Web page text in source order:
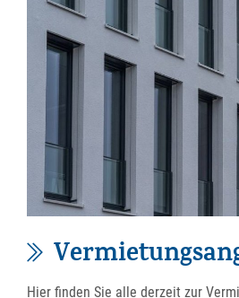
Hier finden Sie alle derzeit zur